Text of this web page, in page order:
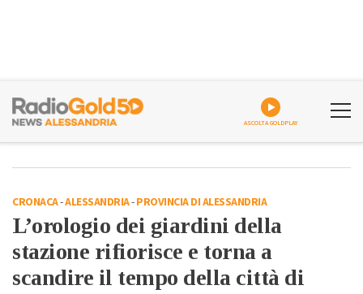
ASCOLTA GOLDPLAY
CRONACA-ALESSANDRIA-PROVINCIA DI ALESSANDRIA
L’orologio dei giardini della
stazione rifiorisce e torna a
scandire il tempo della città di